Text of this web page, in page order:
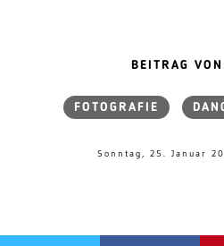
BEITRAG
FOTOGRAFIE
Sonntag, 25. Januar